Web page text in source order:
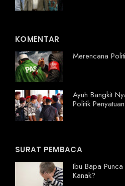
KOMENTAR
Merencana
Ayuh Bangkit
Politik
SURAT PEMBACA
Ibu Bapa Punca
Kanak?